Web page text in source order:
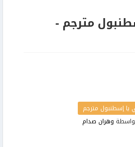
مترجم -
إسطنبول مترجم
وهران صدام